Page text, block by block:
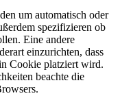
um automatisch oder
spezifizieren ob
Eine andere
einzurichten, dass
Cookie platziert wird.
beachte die